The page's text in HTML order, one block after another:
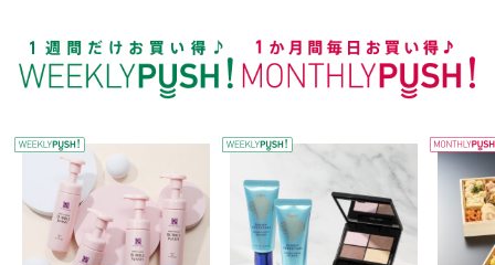
WEEKLY PUSH